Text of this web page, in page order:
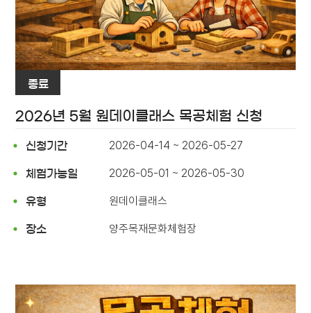
종료
2026년 5월 원데이클래스 목공체험 신청
신청기간 2026-04-14 ~ 2026-05-27
체험가능일 2026-05-01 ~ 2026-05-30
유형 원데이클래스
장소 양주목재문화체험장